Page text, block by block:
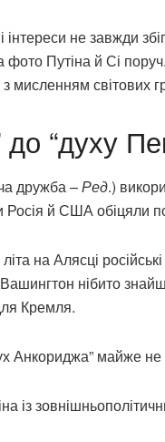
інтереси не завжди
фото Путіна й Сі
мисленням світових
“духу
дружба –Ред.)
Росія й США обіцяли
на Алясці
нібито
Кремля.
Анкориджа” майже не
із